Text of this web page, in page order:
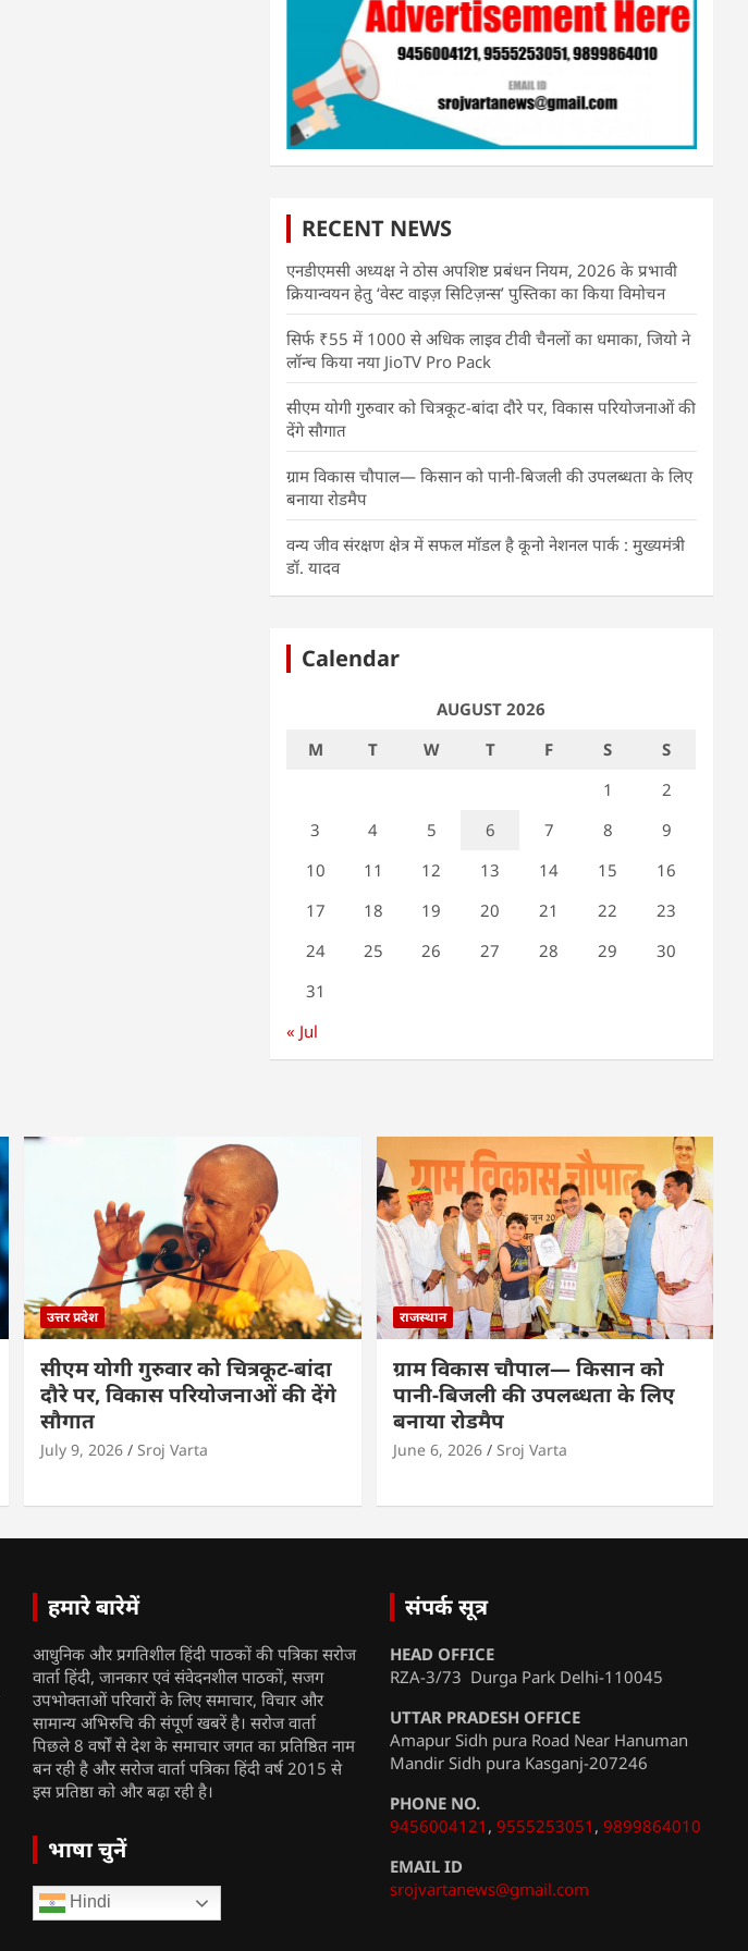
RECENT NEWS
एनडीएमसी अध्यक्ष ने ठोस अपशिष्ट प्रबंधन नियम, 2026 के प्रभावी
क्रियान्वयन हेतु ‘वेस्ट वाइज़ सिटिज़न्स’ पुस्तिका का किया विमोचन
सिर्फ ₹55 में 1000 से अधिक लाइव टीवी चैनलों का धमाका, जियो ने
लॉन्च किया नया JioTV Pro Pack
सीएम योगी गुरुवार को चित्रकूट-बांदा दौरे पर, विकास परियोजनाओं की
देंगे सौगात
ग्राम विकास चौपाल— किसान को पानी-बिजली की उपलब्धता के लिए
बनाया रोडमैप
वन्य जीव संरक्षण क्षेत्र में सफल मॉडल है कूनो नेशनल पार्क : मुख्यमंत्री
डॉ. यादव
Calendar
AUGUST 2026
M
T W T F S
S
1
2
3
4 5 6 7 8
9
10
11 12 13 14 15
16
17
18 19 20 21 22
23
24
25 26 27 28 29
30
31
« Jul
उत्तर प्रदेश
सीएम योगी गुरुवार को चित्रकूट-बांदा
दौरे पर, विकास परियोजनाओं की देंगे
सौगात
July 9, 2026 Sroj Varta
राजस्थान
ग्राम विकास चौपाल— किसान को
पानी-बिजली की उपलब्धता के लिए
बनाया रोडमैप
June 6, 2026 Sroj Varta
हमारे बारेमें
आधुनिक और प्रगतिशील हिंदी पाठकों की पत्रिका सरोज
वार्ता हिंदी, जानकार एवं संवेदनशील पाठकों, सजग
उपभोक्ताओं परिवारों के लिए समाचार, विचार और
सामान्य अभिरुचि की संपूर्ण खबरें है। सरोज वार्ता
पिछले 8 वर्षों से देश के समाचार जगत का प्रतिष्ठित नाम
बन रही है और सरोज वार्ता पत्रिका हिंदी वर्ष 2015 से
इस प्रतिष्ठा को और बढ़ा रही है।
भाषा चुनें
Hindi
संपर्क सूत्र
HEAD OFFICE
RZA-3/73 Durga Park Delhi-110045
UTTAR PRADESH OFFICE
Amapur Sidh pura Road Near Hanuman
Mandir Sidh pura Kasganj-207246
PHONE NO.
9456004121 , 9555253051 , 9899864010
EMAIL ID
srojvartanews@gmail.com